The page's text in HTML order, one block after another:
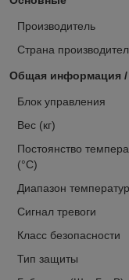
Производитель
Страна
Общая информация /
Блок управления
Вес (кг)
Постоянство
(°C)
Диапазон
Сигнал тревоги
Класс безопасности
Тип защиты